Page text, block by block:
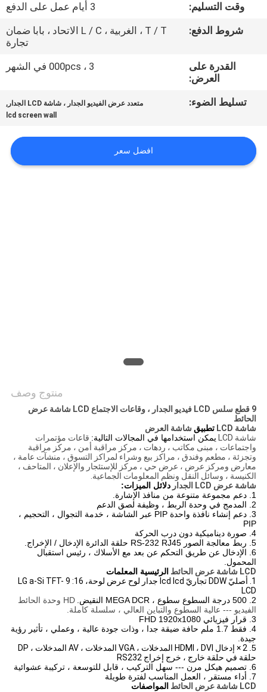
اتصل
اقتباس
CASE
وقت التسليم:
3 أيام عمل على الدفع
شروط الدفع:
T / T ، الغربية ، L / C الاتحاد ، بابا ضمان
تجارة
القدرة على
العرض:
3 ، 000pcs في الشهر
تسليط الضوء: متعدد عرض الفيديو الجدار ، شاشة LCD الجدار ,
lcd screen wall
افضل سعر
منتوج وصف
9 قطع سلس LCD فيديو الجدار ، وقاعات الاجتماع LCD شاشة عرض
الحائط
شاشة LCD
تطبيق شاشة العرض
شاشة LCD
يمكن استخدامها في المجالات التالية: قاعات مؤتمرات
واجتماعات ، مبنى مكاتب ، ردهات ، مركز مراقبة أمن ، مركز مراقبة
وتجزئة ، مطعم وفندق ، مراكز بيع وشراء لمراكز التسوق ، منشآت عامة ،
معارض ومركز عرض ، عرض حي ، مركز للإستئجار والإعلان ، المتاحف ،
الكنيسة ، وسائل النقل ونظم المعلومات الجماعية.
شاشة عرض LCD الجدار
دلائل الميزات:
1. دعم مجموعة متنوعة من منافذ الإشارة.
2. المدمج في وحدة الربط ، وظيفة لصق الدعم
3. دعم إنشاء نافذة واحدة PIP عبر الشاشة ، خدمة التجوال ، التحجيم ،
PIP
4. صورة ديناميكية دون درب الحركة
5. ربط معالجة الصور RS-232 RJ45 حلقة الدائرة الإدخال / الإخراج.
6. الإدخال عن طريق التحكم عن بعد مع الأسلاك ، رئيس استقبال
المحمول.
LCD شاشة عرض الحائط
الرئيسية المعلمات
1. أصليّ DDW تجاريّ lcd lcd جدار لوح عرض لوحة، 16: 9 LG a-Si TFT-
LCD
2. 500 درجة السطوع سطوع ، MEGA DCR النقيض.
HD وحدة الحائط
الفيديو --- عالية السطوع والتباين العالي ، سلسلة كاملة.
3. قرار فيزيائي FHD 1920x1080
4. فقط 1.7 ملم حافة ضيقة جدا ، وذات جودة عالية ، وعملي ، تأثير رؤية
جيدة.
5.
2 × إدخال HDMI ، DVI المدخلات ، VGA المدخلات ، AV المدخلات ، DP
حلقة في حلقة خارج ، خرج إخراج RS232
6. تصميم هيكل مرن --- سهل التركيب ، قابل للتوسعة ، تركيبة عشوائية
7. أداء مستقر ، العمل المناسب لفترة طويلة
LCD شاشة عرض الحائط
المواصفات